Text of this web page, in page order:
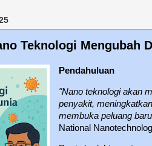
Teknologi Mengubah
Pendahuluan
"Nano teknologi akan
penyakit,
membuka peluang
National